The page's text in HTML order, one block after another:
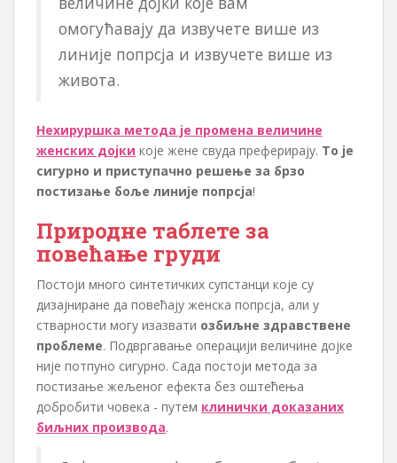
омогућавају да извучете више из
линије попрсја и извучете више из
живота.
Нехируршка метода је промена величине
женских дојки које жене свуда преферирају. То је
сигурно и приступачно решење за брзо
постизање боље линије попрсја!
Природне таблете за
повећање груди
Постоји много синтетичких супстанци које су
дизајниране да повећају женска попрсја, али у
стварности могу изазвати озбиљне здравствене
проблеме. Подвргавање операцији величине дојке
није потпуно сигурно. Сада постоји метода за
постизање жељеног ефекта без оштећења
добробити човека - путем клинички доказаних
биљних производа.